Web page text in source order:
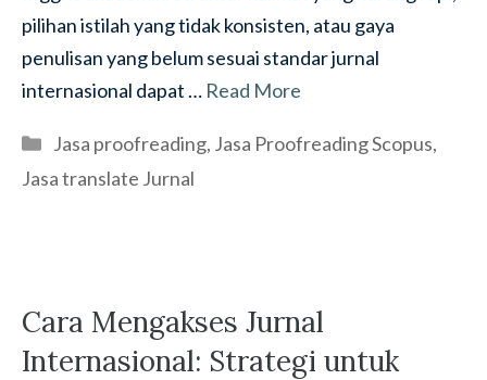
pilihan istilah yang tidak konsisten, atau gaya
penulisan yang belum sesuai standar jurnal
internasional dapat … Read More
Categories
Jasa proofreading, Jasa Proofreading Scopus,
Jasa translate Jurnal
Cara Mengakses Jurnal
Internasional: Strategi untuk